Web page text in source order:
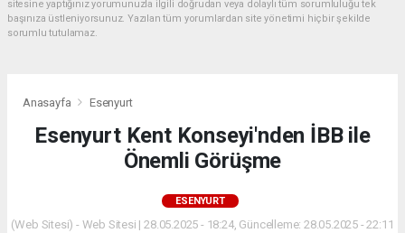
sitesine yaptığınız yorumunuzla ilgili doğrudan veya dolaylı tüm sorumluluğu tek
başınıza üstleniyorsunuz. Yazılan tüm yorumlardan site yönetimi hiçbir şekilde
sorumlu tutulamaz.
Anasayfa Esenyurt
Esenyurt Kent Konseyi'nden İBB ile
Önemli Görüşme
ESENYURT
(Web Sitesi) - Web Sitesi | 28.05.2025 - 18:24, Güncelleme: 28.05.2025 - 22:11